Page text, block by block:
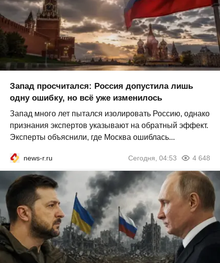
Запад просчитался: Россия допустила лишь
одну ошибку, но всё уже изменилось
Запад много лет пытался изолировать Россию, однако
признания экспертов указывают на обратный эффект.
Эксперты объяснили, где Москва ошиблась...
news-r.ru Сегодня, 04:53 4 648